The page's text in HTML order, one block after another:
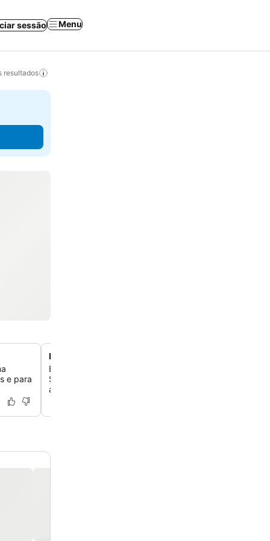
sessão Menu
resultados
e para
Perto da Praia de Salir do Porto
Experimente a conveniência de estar a apenas 1,2 km
São Martinho do Porto, perfeita para passeios à beira-
atividades aquáticas.